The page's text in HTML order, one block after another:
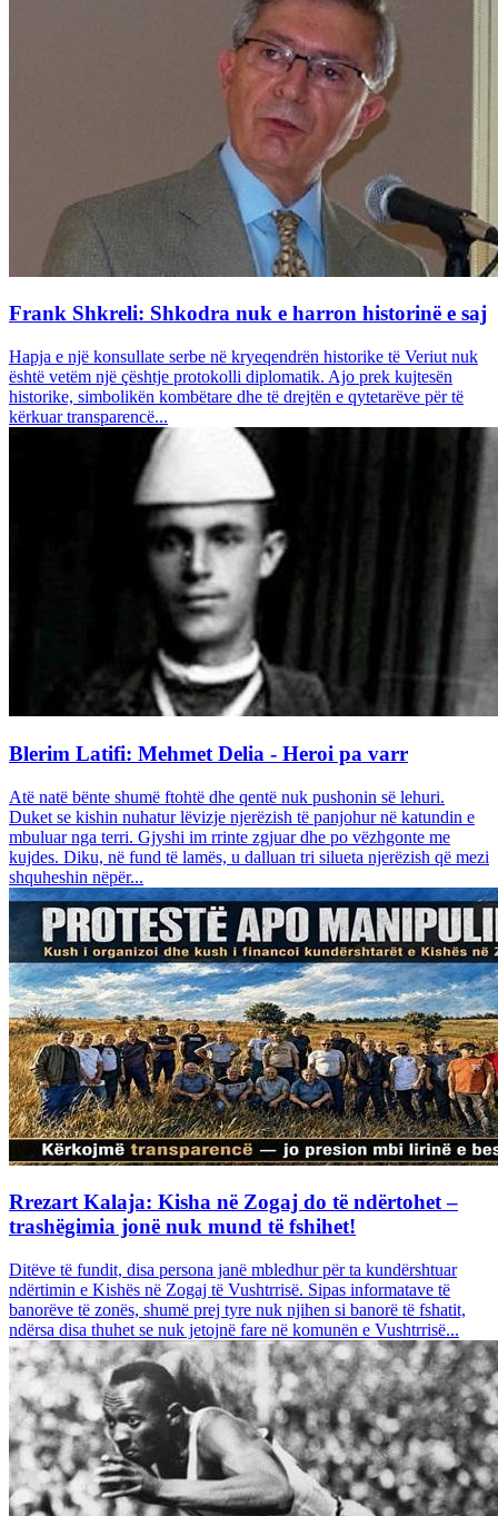
Frank Shkreli: Shkodra nuk e harron historinë e saj
Hapja e një konsullate serbe në kryeqendrën historike të Veriut nuk
është vetëm një çështje protokolli diplomatik. Ajo prek kujtesën
historike, simbolikën kombëtare dhe të drejtën e qytetarëve për të
kërkuar transparencë...
Blerim Latifi: Mehmet Delia - Heroi pa varr
Atë natë bënte shumë ftohtë dhe qentë nuk pushonin së lehuri.
Duket se kishin nuhatur lëvizje njerëzish të panjohur në katundin e
mbuluar nga terri. Gjyshi im rrinte zgjuar dhe po vëzhgonte me
kujdes. Diku, në fund të lamës, u dalluan tri silueta njerëzish që mezi
shquheshin nëpër...
Rrezart Kalaja: Kisha në Zogaj do të ndërtohet –
trashëgimia jonë nuk mund të fshihet!
Ditëve të fundit, disa persona janë mbledhur për ta kundërshtuar
ndërtimin e Kishës në Zogaj të Vushtrrisë. Sipas informatave të
banorëve të zonës, shumë prej tyre nuk njihen si banorë të fshatit,
ndërsa disa thuhet se nuk jetojnë fare në komunën e Vushtrrisë...